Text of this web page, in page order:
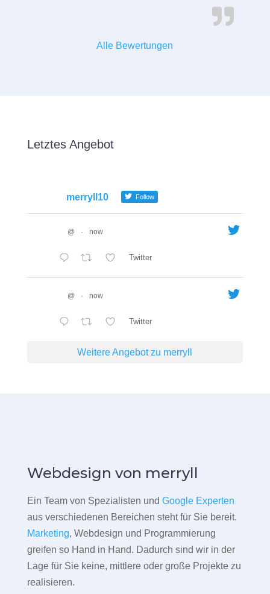
Alle Bewertungen
Letztes Angebot
merryll10 Follow
@ · now
Twitter
@ · now
Twitter
Weitere Angebot zu merryll
Webdesign von merryll
Ein Team von Spezialisten und Google Experten
aus verschiedenen Bereichen steht für Sie bereit.
Marketing, Webdesign und Programmierung
greifen so Hand in Hand. Dadurch sind wir in der
Lage für Sie keine, mittlere oder große Projekte zu
realisieren.